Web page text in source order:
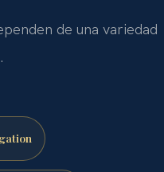
de una variedad